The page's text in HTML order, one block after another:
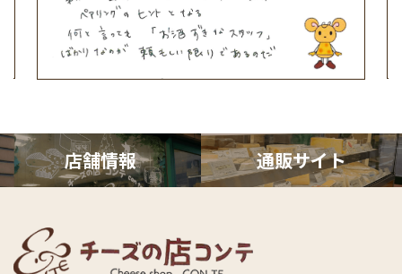
店舗情報 通販サイト